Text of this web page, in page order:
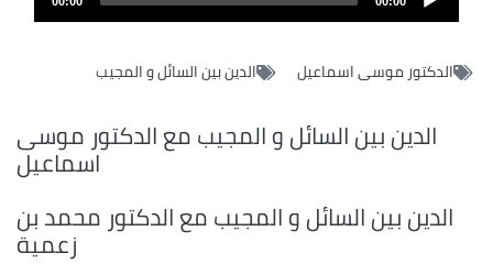
الدكتور موسى اسماعيل الدين بين السائل و المجيب
الدين بين السائل و المجيب مع الدكتور موسى
اسماعيل
الدين بين السائل و المجيب مع الدكتور محمد بن
زعمية